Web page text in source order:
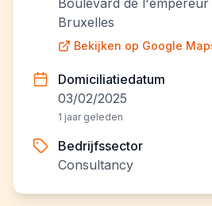
Boulevard de l'empereur
Bruxelles
Bekijken op Google
Domiciliatiedatum
03/02/2025
1 jaar geleden
Bedrijfssector
Consultancy